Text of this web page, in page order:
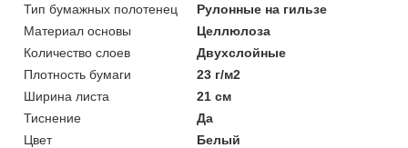
Тип бумажных полотенец
Рулонные на гильзе
Материал основы
Целлюлоза
Количество слоев
Двухслойные
Плотность бумаги
23 г/м2
Ширина листа
21 см
Тиснение
Да
Цвет
Белый